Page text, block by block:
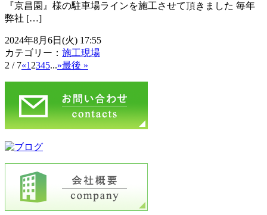
『京昌園』様の駐車場ラインを施工させて頂きました 毎年
弊社 […]
2024年8月6日(火) 17:55
カテゴリー： 施工現場
2 / 7«1 2345...»最後 »